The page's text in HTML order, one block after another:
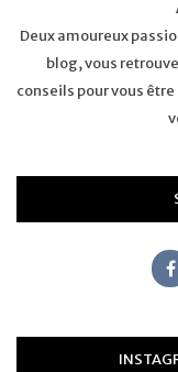
Deux amoureux
blog, vous
conseils pour vous